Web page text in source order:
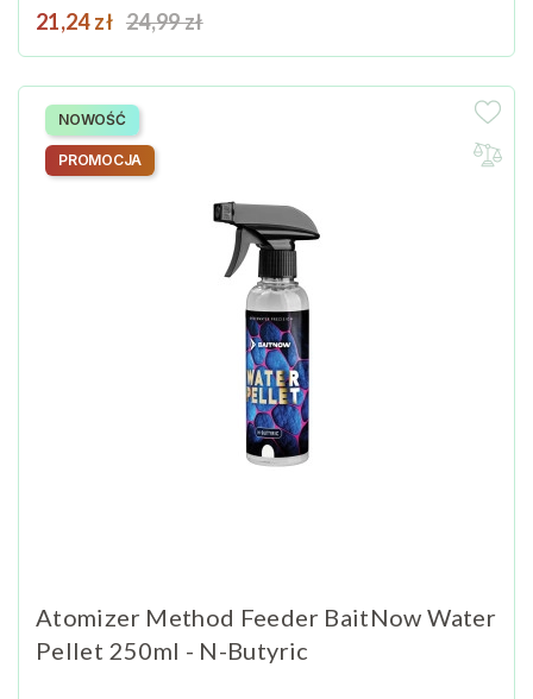
Cena
21,24 zł Cena podstawowa
24,99 zł
Atomizer Method Feeder BaitNow Water
Pellet 250ml - N-Butyric
NOWOŚĆ
PROMOCJA